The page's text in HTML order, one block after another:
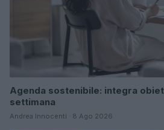
Agenda sostenibile: integra
settimana
Andrea Innocenti · 8 Ago 2026